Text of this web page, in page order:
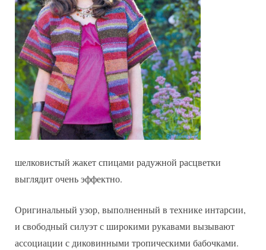
шелковистый жакет спицами радужной расцветки
выглядит очень эффектно.
Оригинальный узор, выполненный в технике интарсии,
и свободный силуэт с широкими рукавами вызывают
ассоциации с диковинными тропическими бабочками.